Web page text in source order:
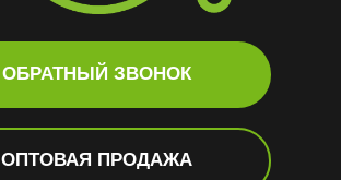
ОПТОВАЯ ПРОДАЖА
ОБРАТНЫЙ ЗВОНОК